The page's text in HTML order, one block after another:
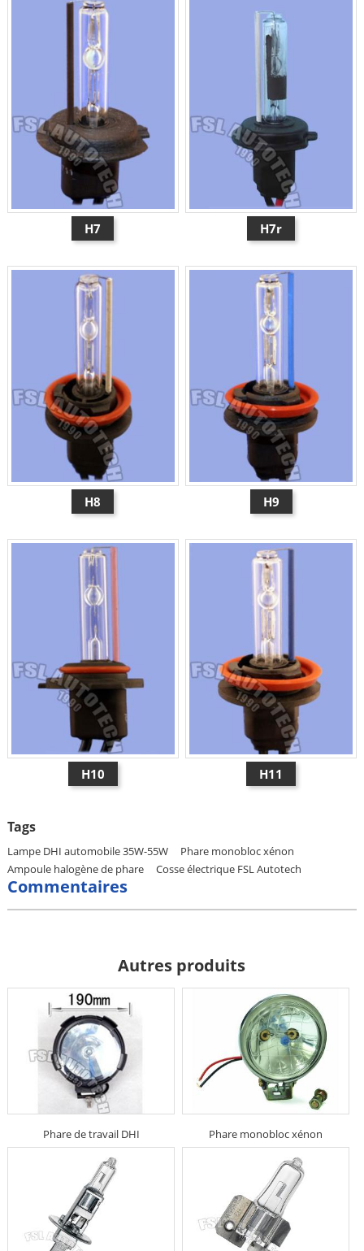
H7 H7r
H8 H9
H10 H11
Tags
Lampe DHI automobile 35W-55W
Phare monobloc xénon
Ampoule halogène de phare
Cosse électrique FSL Autotech
Commentaires
Autres produits
Phare de travail DHI Phare monobloc xénon